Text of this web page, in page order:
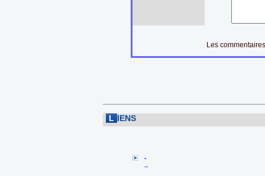
Les
L IENS
-
--